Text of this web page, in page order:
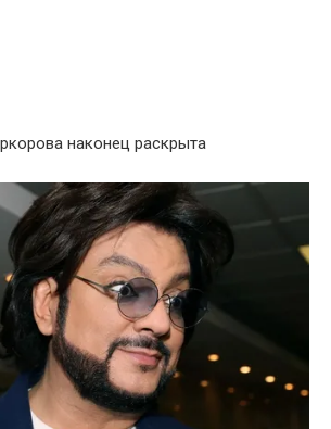
наконец раскрыта